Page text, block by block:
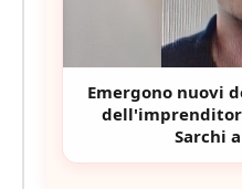
Emergono nuovi
Sarchi